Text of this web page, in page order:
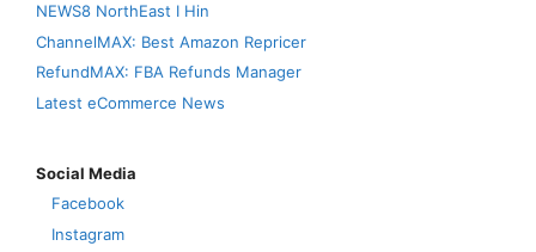
NEWS8 NorthEast I Hin
ChannelMAX: Best Amazon Repricer
RefundMAX: FBA Refunds Manager
Latest eCommerce News
Social Media
Facebook
Instagram